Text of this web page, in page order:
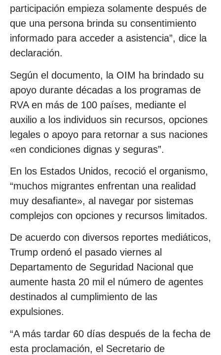
participación empieza solamente después de
que una persona brinda su consentimiento
informado para acceder a asistencia”, dice la
declaración.
Según el documento, la OIM ha brindado su
apoyo durante décadas a los programas de
RVA en más de 100 países, mediante el
auxilio a los individuos sin recursos, opciones
legales o apoyo para retornar a sus naciones
«en condiciones dignas y seguras”.
En los Estados Unidos, recoció el organismo,
“muchos migrantes enfrentan una realidad
muy desafiante», al navegar por sistemas
complejos con opciones y recursos limitados.
De acuerdo con diversos reportes mediáticos,
Trump ordenó el pasado viernes al
Departamento de Seguridad Nacional que
aumente hasta 20 mil el número de agentes
destinados al cumplimiento de las
expulsiones.
“A más tardar 60 días después de la fecha de
esta proclamación, el Secretario de